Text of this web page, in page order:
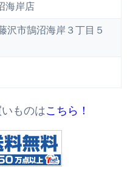
海岸店
沢市鵠沼海岸３丁目５
ものはこちら！